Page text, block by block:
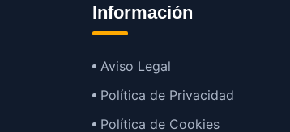
Información
Aviso Legal
Política de Privacidad
Política de Cookies